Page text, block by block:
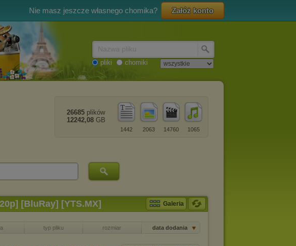
Nie masz jeszcze własnego chomika? Załóż konto
pliki chomiki
1065
14760
2063
1442
26685 plików
12242,08 GB
[BluRay] [YTS.MX] Galeria
typ pliku rozmiar data dodania